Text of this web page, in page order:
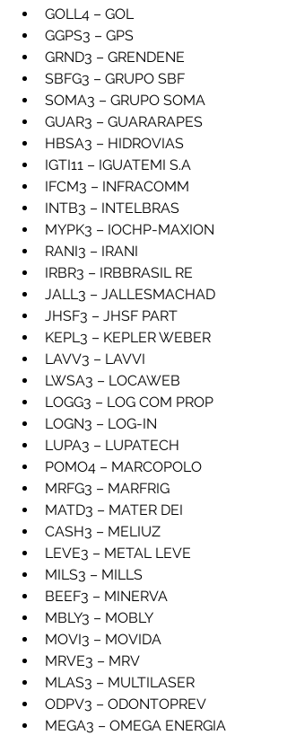
GOLL4 – GOL
GGPS3 – GPS
GRND3 – GRENDENE
SBFG3 – GRUPO SBF
SOMA3 – GRUPO SOMA
GUAR3 – GUARARAPES
HBSA3 – HIDROVIAS
IGTI11 – IGUATEMI S.A
IFCM3 – INFRACOMM
INTB3 – INTELBRAS
MYPK3 – IOCHP-MAXION
RANI3 – IRANI
IRBR3 – IRBBRASIL RE
JALL3 – JALLESMACHAD
JHSF3 – JHSF PART
KEPL3 – KEPLER WEBER
LAVV3 – LAVVI
LWSA3 – LOCAWEB
LOGG3 – LOG COM PROP
LOGN3 – LOG-IN
LUPA3 – LUPATECH
POMO4 – MARCOPOLO
MRFG3 – MARFRIG
MATD3 – MATER DEI
CASH3 – MELIUZ
LEVE3 – METAL LEVE
MILS3 – MILLS
BEEF3 – MINERVA
MBLY3 – MOBLY
MOVI3 – MOVIDA
MRVE3 – MRV
MLAS3 – MULTILASER
ODPV3 – ODONTOPREV
MEGA3 – OMEGA ENERGIA